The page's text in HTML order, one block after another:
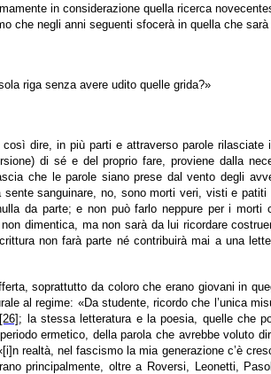
in considerazione quella ricerca
che negli anni seguenti sfocerà in quella che
riga senza avere udito quelle grida?»
dire, in più parti e attraverso parole
di sé e del proprio fare, proviene dalla
che le parole siano prese dal vento degli
sente sanguinare, no, sono morti veri, visti e
da parte; e non può farlo neppure per i
non dimentica, ma non sarà da lui ricordare
non farà parte né contribuirà mai a una
soprattutto da coloro che erano giovani in
al regime: «Da studente, ricordo che l’unica
[26] ; la stessa letteratura e la poesia, quelle che
ermetico, della parola che avrebbe voluto
realtà, nel fascismo la mia generazione c’è
principalmente, oltre a Roversi, Leonetti,